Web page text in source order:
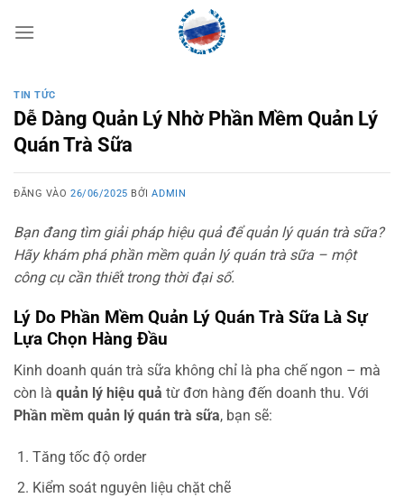
qua
TIN TỨC
Dễ Dàng Quản Lý Nhờ Phần Mềm Quản Lý
Quán Trà Sữa
ĐĂNG VÀO26/06/2025 BỞIADMIN
Bạn đang tìm giải pháp hiệu quả để quản lý quán trà sữa?
Hãy khám phá phần mềm quản lý quán trà sữa – một
công cụ cần thiết trong thời đại số.
Lý Do Phần Mềm Quản Lý Quán Trà Sữa Là Sự
Lựa Chọn Hàng Đầu
Kinh doanh quán trà sữa không chỉ là pha chế ngon – mà
còn là quản lý hiệu quả từ đơn hàng đến doanh thu. Với
Phần mềm quản lý quán trà sữa, bạn sẽ:
Tăng tốc độ order
Kiểm soát nguyên liệu chặt chẽ